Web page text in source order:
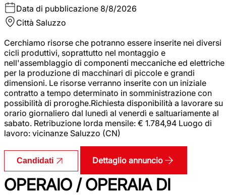
Data di pubblicazione 8/8/2026
Città Saluzzo
Cerchiamo risorse che potranno essere inserite nei diversi
cicli produttivi, soprattutto nel montaggio e
nell'assemblaggio di componenti meccaniche ed elettriche
per la produzione di macchinari di piccole e grandi
dimensioni. Le risorse verranno inserite con un iniziale
contratto a tempo determinato in somministrazione con
possibilità di proroghe.Richiesta disponibilità a lavorare su
orario giornaliero dal lunedì al venerdì e saltuariamente al
sabato. Retribuzione lorda mensile: € 1.784,94 Luogo di
lavoro: vicinanze Saluzzo (CN)
Candidati Dettaglio annuncio
OPERAIO / OPERAIA DI